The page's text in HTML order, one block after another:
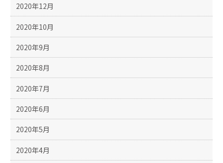
2020年12月
2020年10月
2020年9月
2020年8月
2020年7月
2020年6月
2020年5月
2020年4月